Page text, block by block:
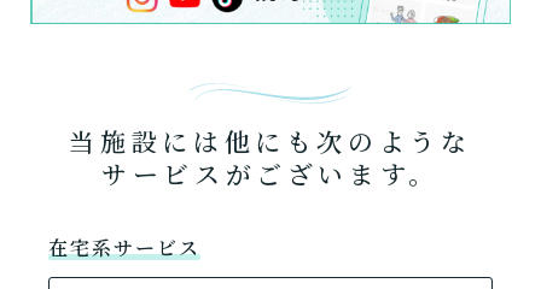
当施設には他にも次のような
サービスがございます。
在宅系サービス